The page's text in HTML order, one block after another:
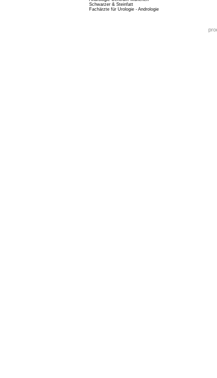
Schwarzer & Steinfatt
Fachärzte für Urologie - Andrologie